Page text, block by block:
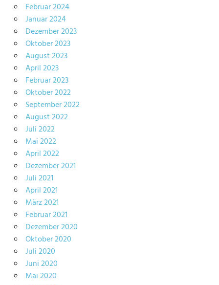
Februar 2024
Januar 2024
Dezember 2023
Oktober 2023
August 2023
April 2023
Februar 2023
Oktober 2022
September 2022
August 2022
Juli 2022
Mai 2022
April 2022
Dezember 2021
Juli 2021
April 2021
März 2021
Februar 2021
Dezember 2020
Oktober 2020
Juli 2020
Juni 2020
Mai 2020